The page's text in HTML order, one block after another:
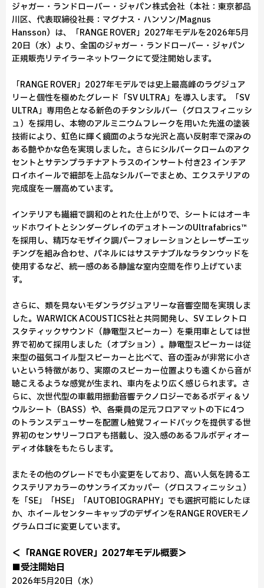
ジャガー・ランドローバー・ジャパン株式会社（本社：東京都品
川区、代表取締役社長：マグナス・ハンソン/Magnus
Hansson）は、「RANGE ROVER」2027年モデルを2026年5月
20日（水）より、全国のジャガー・ランドローバー・ジャパン
正規販売リテイラーネットワークにて受注開始します。
「RANGE ROVER」2027年モデルでは史上最高峰のラグジュア
リーと個性を極めたグレード「SV ULTRA」を導入します。「SV
ULTRA」専用色となる新色のチタンシルバー（グロスフィニッシ
ュ）を採用し、本物のアルミニウムフレークを用いた先進の塗装
技術により、虹色に輝く鏡面のような光沢と高い反射率で深みの
ある艶やかな色を実現しました。さらにシルバークロームのアク
セントとサテンプラチナアトラスのインサート付き23 インチア
ロイホイールで細部を上品なシルバーでまとめ、エクステリアの
完成度を一層高めています。
インテリアも繊細で調和のとれた仕上がりで、シートにはオーキ
ッドホワイトとシンダーグレイのデュオトーンのUltrafabrics™
を採用し、精巧なモザイク調パーフォレーションとレーザーエッ
チングを組み合わせ、パネルにはサステナブルなラタンウッドを
使用するなど、統一感のある静謐な室内空間を作り上げていま
す。
さらに、類を見ないモダンラグジュアリーな音響空間を実現しま
した。WARWICK ACOUSTICS社と共同開発し、SV エレクトロ
スタティックサウンド（静電型スピーカー）を乗用車としては世
界で初めて採用しました（オプション）。静電型スピーカーは従
来型の磁気コイル型スピーカーと比べて、音の歪みが非常に小さ
いという特徴があり、実際のスピーカー位置よりも遠くから音が
聴こえるような感覚が生まれ、車内をより広く感じられます。さ
らに、次世代型の車載用振動音響テクノロジーであるボディ＆ソ
ウルシート（BASS）や、各乗員の足元フロアマットの下に4つ
のトランスデューサーを配置し触覚フィードバックを提供する世
界初のセンサリーフロアも搭載し、没入感のあるフルボディオー
ディオ体験をもたらします。
またその他のグレードでも小変更をしており、高い人気を誇るエ
クステリアカラーのサンライズカッパー（グロスフィニッシュ）
を「SE」「HSE」「AUTOBIOGRAPHY」でも選択可能にしたほ
か、ホイールセンターキャップのデザインをRANGE ROVERモノ
グラムロゴに変更しています。
＜「RANGE ROVER」2027年モデル概要＞
■受注開始日
2026年5月20日（水）